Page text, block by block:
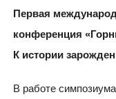
Первая
конференция
К истории
В работе